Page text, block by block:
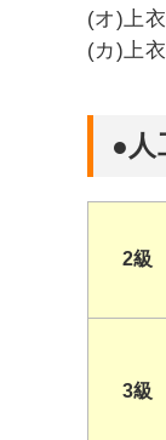
(オ)上
(カ)上
●人
2級
3級